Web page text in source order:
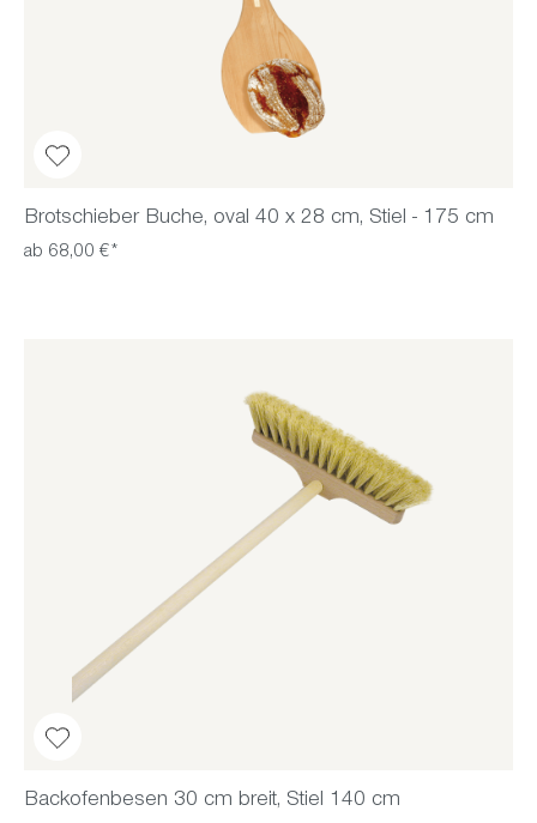
Brotschieber Buche, oval 40 x 28 cm, Stiel - 175 cm
ab 68,00 €*
Backofenbesen 30 cm breit, Stiel 140 cm